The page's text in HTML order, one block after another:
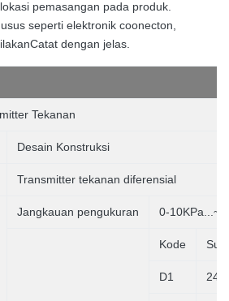
pemasangan pada produk.
seperti elektronik coonecton,
Catat dengan jelas.
Tekanan
Desain Konstruksi
Transmitter tekanan diferensial
Jangkauan pengukuran 0-
Kode
D1